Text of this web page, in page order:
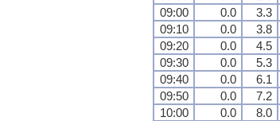
09:00
0.0 3.3
09:10
0.0 3.8
09:20
0.0 4.5
09:30
0.0 5.3
09:40
0.0 6.1
09:50
0.0 7.2
10:00
0.0 8.0